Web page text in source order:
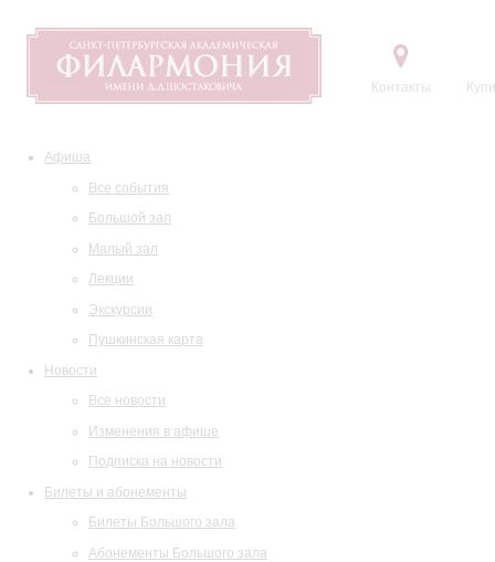
Контакты
Афиша
Все события
Большой зал
Малый зал
Лекции
Экскурсии
Пушкинская карта
Новости
Все новости
Изменения в афише
Подписка на новости
Билеты и абонементы
Билеты Большого зала
Абонементы Большого зала